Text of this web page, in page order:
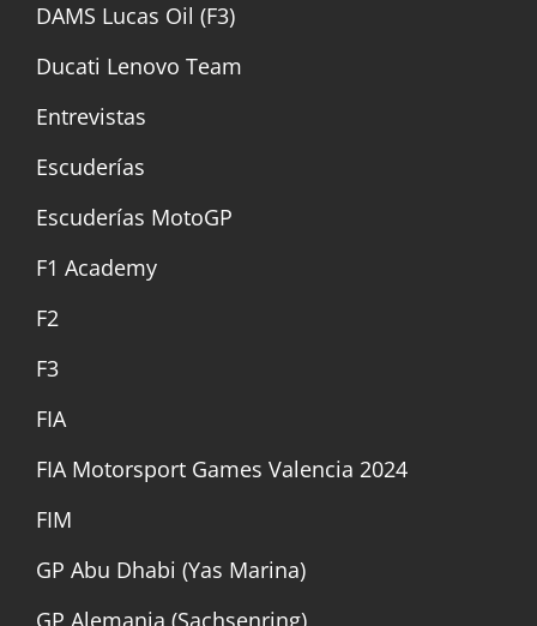
DAMS Lucas Oil (F3)
Ducati Lenovo Team
Entrevistas
Escuderías
Escuderías MotoGP
F1 Academy
F2
F3
FIA
FIA Motorsport Games Valencia 2024
FIM
GP Abu Dhabi (Yas Marina)